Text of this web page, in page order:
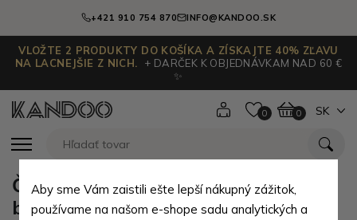
+421 910 754 870 INFO@KANDOO.SK
VLOŽTE 2 PRODUKTY DO KOŠÍKA A ZÍSKAJTE 40% ZĽAVU
NA LACNEJŠIE Z NICH.
+ DARČEK K OBJEDNÁVKAM NAD 60 €
✨
0 0 SK
Čierny prešívaný dámsky zipsový
batoh Agnesie
Aby sme Vám zaistili ešte lepší nákupný zážitok,
používame na našom e-shope sadu analytických a